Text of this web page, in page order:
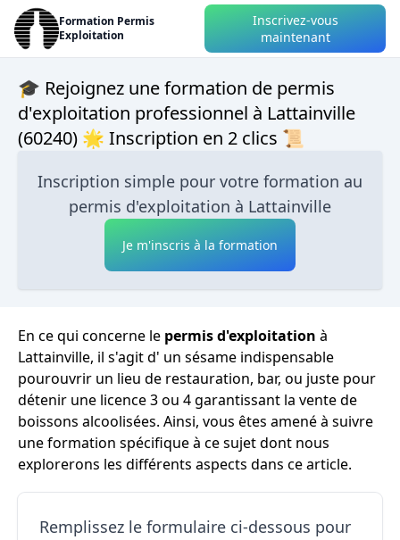
Formation Permis
Exploitation
Inscrivez-vous
maintenant
🎓 Rejoignez une formation de permis
d'exploitation professionnel à Lattainville
(60240) 🌟 Inscription en 2 clics 📜
Inscription simple pour votre formation au
permis d'exploitation à Lattainville
Je m'inscris à la formation
En ce qui concerne le permis d'exploitation à
Lattainville, il s'agit d' un sésame indispensable
pourouvrir un lieu de restauration, bar, ou juste pour
détenir une licence 3 ou 4 garantissant la vente de
boissons alcoolisées. Ainsi, vous êtes amené à suivre
une formation spécifique à ce sujet dont nous
explorerons les différents aspects dans ce article.
Remplissez le formulaire ci-dessous pour